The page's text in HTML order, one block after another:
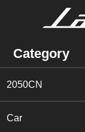
Category
2050CN
Car